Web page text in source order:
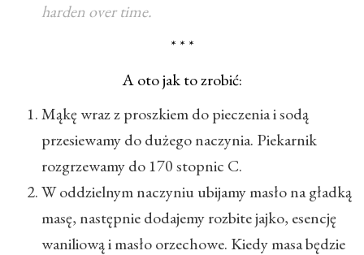
harden over time.
* * *
A oto jak to zrobić:
Mąkę wraz z proszkiem do pieczenia i sodą
przesiewamy do dużego naczynia. Piekarnik
rozgrzewamy do 170 stopnic C.
W oddzielnym naczyniu ubijamy masło na gładką
masę, następnie dodajemy rozbite jajko, esencję
waniliową i masło orzechowe. Kiedy masa będzie